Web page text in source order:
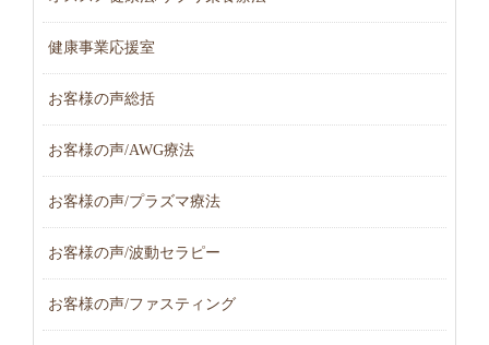
健康事業応援室
お客様の声総括
お客様の声/AWG療法
お客様の声/プラズマ療法
お客様の声/波動セラピー
お客様の声/ファスティング